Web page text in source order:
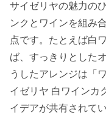
サイゼリヤの魅力の
ンクとワインを組み
点です。たとえば白
ば、すっきりとした
うしたアレンジは「
イゼリヤ 白ワインカ
イデアが共有されてい